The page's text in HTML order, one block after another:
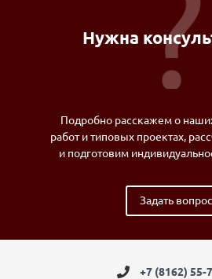
Нужна
Подробно расскажем о
работ и типовых проектах,
и подготовим
Задать вопрос
+7 (8162) 55-